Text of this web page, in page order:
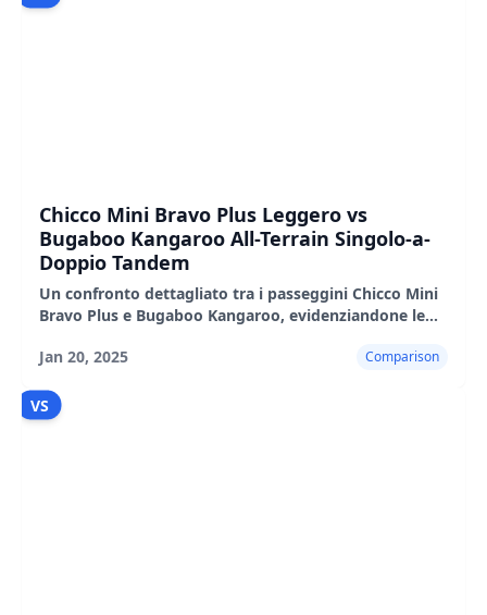
Chicco Mini Bravo Plus Leggero vs
Bugaboo Kangaroo All-Terrain Singolo-a-
Doppio Tandem
Un confronto dettagliato tra i passeggini Chicco Mini
Bravo Plus e Bugaboo Kangaroo, evidenziandone le
Jan 20, 2025
Comparison
VS